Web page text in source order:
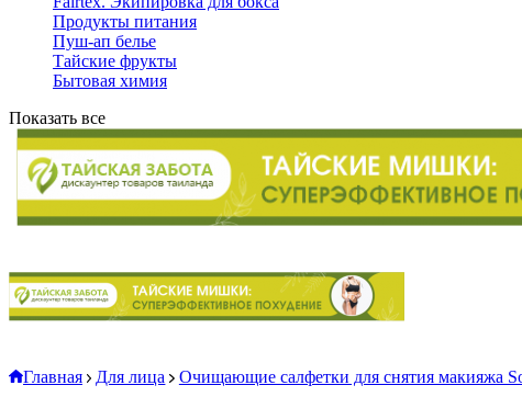
Продукты питания
Пуш-ап белье
Тайские фрукты
Бытовая химия
Показать все
Главная Для лица Очищающие салфетки для снятия макияжа